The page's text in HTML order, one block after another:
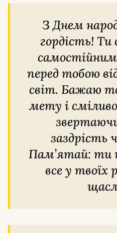
З Днем народження, моя
гордість!
перед тобою
світ. Бажаю
мету і
заздрість
Пам’ятай: ти
все у твоїх